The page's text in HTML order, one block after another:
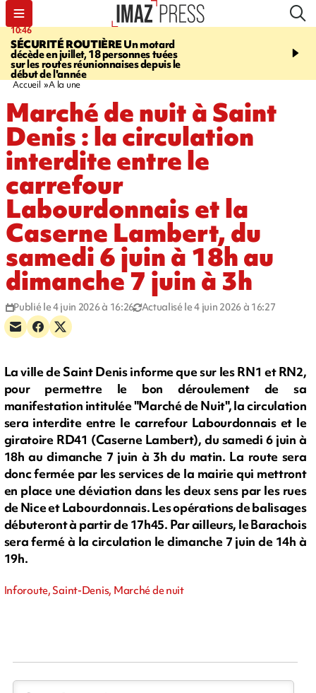
10:46
SÉCURITÉ ROUTIÈREUn motard
décède en juillet, 18 personnes tuées
sur les routes réunionnaises depuis le
début de l'année
13:49
mineurs - un courrier
Accueil A la une
Marché de nuit à Saint
Denis : la circulation
interdite entre le
carrefour
Labourdonnais et la
Caserne Lambert, du
samedi 6 juin à 18h au
dimanche 7 juin à 3h
Publié le 4 juin 2026 à 16:26 Actualisé le 4 juin 2026 à 16:27
La ville de Saint Denis informe que sur les RN1 et RN2,
pour permettre le bon déroulement de sa
manifestation intitulée "Marché de Nuit", la circulation
sera interdite entre le carrefour Labourdonnais et le
giratoire RD41 (Caserne Lambert), du samedi 6 juin à
18h au dimanche 7 juin à 3h du matin. La route sera
donc fermée par les services de la mairie qui mettront
en place une déviation dans les deux sens par les rues
de Nice et Labourdonnais. Les opérations de balisages
débuteront à partir de 17h45. Par ailleurs, le Barachois
sera fermé à la circulation le dimanche 7 juin de 14h à
19h.
Inforoute, Saint-Denis, Marché de nuit